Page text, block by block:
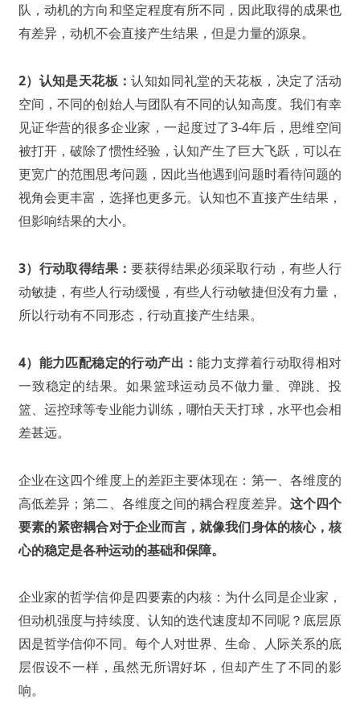
队，动机的方向和坚定程度有所不同，因此取得的成果也
有差异，动机不会直接产生结果，但是力量的源泉。
2）认知是天花板：认知如同礼堂的天花板，决定了活动
空间，不同的创始人与团队有不同的认知高度。我们有幸
见证华营的很多企业家，一起度过了3-4年后，思维空间
被打开，破除了惯性经验，认知产生了巨大飞跃，可以在
更宽广的范围思考问题，因此当他遇到问题时看待问题的
视角会更丰富，选择也更多元。认知也不直接产生结果，
但影响结果的大小。
3）行动取得结果：要获得结果必须采取行动，有些人行
动敏捷，有些人行动缓慢，有些人行动敏捷但没有力量，
所以行动有不同形态，行动直接产生结果。
4）能力匹配稳定的行动产出：能力支撑着行动取得相对
一致稳定的结果。如果篮球运动员不做力量、弹跳、投
篮、运控球等专业能力训练，哪怕天天打球，水平也会相
差甚远。
企业在这四个维度上的差距主要体现在：第一、各维度的
高低差异；第二、各维度之间的耦合程度差异。 这个四个
要素的紧密耦合对于企业而言，就像我们身体的核心，核
心的稳定是各种运动的基础和保障。
企业家的哲学信仰是四要素的内核：为什么同是企业家，
但动机强度与持续度、认知的迭代速度却不同呢？底层原
因是哲学信仰不同。每个人对世界、生命、人际关系的底
层假设不一样，虽然无所谓好坏，但却产生了不同的影
响。